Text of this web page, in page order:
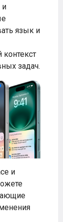
и
язык и
задач.
и